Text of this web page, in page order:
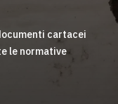
cartacei
le normative